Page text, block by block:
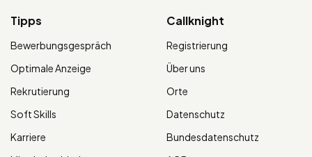
Tipps
Bewerbungsgespräch
Optimale Anzeige
Rekrutierung
Soft Skills
Karriere
Callknight
Registrierung
Über uns
Orte
Datenschutz
Bundesdatenschutz